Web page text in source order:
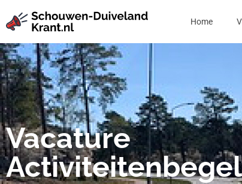
Home
Vacature